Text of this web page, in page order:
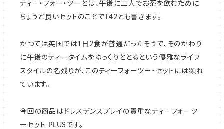
ティー・フォー・ツーとは、午後に二人でお茶を飲むために
ちょうど良いセットのことでT42とも書きます。
かつては英国では1日2食が普通だったそうで、そのかわり
に午後のティータイムをゆっくりととるという優雅なライフ
スタイルの名残りが、このティーフォーツー・セットには顕れ
ています。
今回の商品はドレスデンスプレイの貴重なティーフォーツ
ーセット PLUSです。